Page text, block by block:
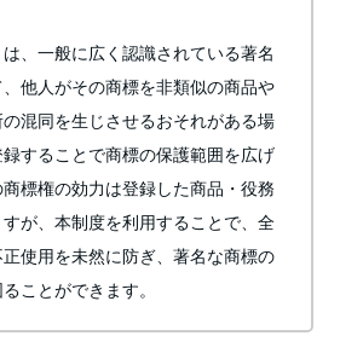
、一般に広く認識されている著名
他人がその商標を非類似の商品や
混同を生じさせるおそれがある場
することで商標の保護範囲を広げ
標権の効力は登録した商品・役務
が、本制度を利用することで、全
使用を未然に防ぎ、著名な商標の
ことができます。